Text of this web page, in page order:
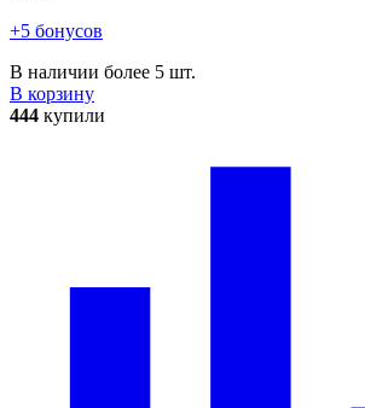
+5 бонусов
В наличии более 5 шт.
В корзину
444 купили